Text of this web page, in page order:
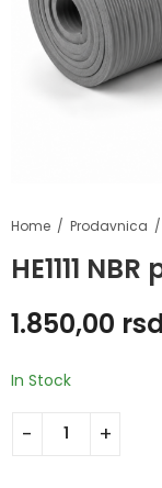
Home Prodavnica
HE1111
1.850,00 rsd
In Stock